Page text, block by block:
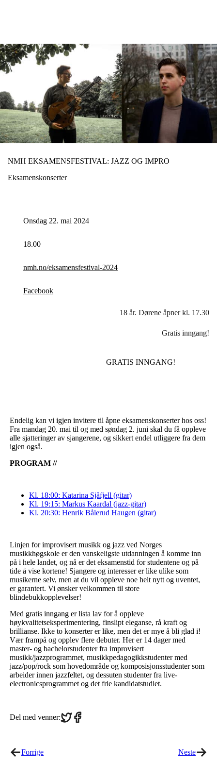
NMH EKSAMENSFESTIVAL: JAZZ OG IMPRO
Eksamenskonserter
Onsdag 22. mai 2024
18.00
nmh.no/eksamensfestival-2024
Facebook
18 år. Dørene åpner kl. 17.30
Gratis inngang!
GRATIS INNGANG!
Endelig kan vi igjen invitere til åpne eksamenskonserter hos oss!
Fra mandag 20. mai til og med søndag 2. juni skal du få oppleve
alle sjatteringer av sjangerene, og sikkert endel utliggere fra dem
igjen også.
PROGRAM //
Kl. 18:00: Katarina Sjåfjell (gitar)
Kl. 19:15: Markus Kaardal (jazz-gitar)
Kl. 20:30: Henrik Bålerud Haugen (gitar)
Linjen for improvisert musikk og jazz ved Norges
musikkhøgskole er den vanskeligste utdanningen å komme inn
på i hele landet, og nå er det eksamenstid for studentene og på
tide å vise kortene! Sjangere og interesser er like ulike som
musikerne selv, men at du vil oppleve noe helt nytt og uventet,
er garantert. Vi ønsker velkommen til store
blindebukkopplevelser!
Med gratis inngang er lista lav for å oppleve
høykvalitetseksperimentering, finslipt eleganse, rå kraft og
brillianse. Ikke to konserter er like, men det er mye å bli glad i!
Vær frampå og opplev flere debuter. Her er 14 dager med
master- og bachelorstudenter fra improvisert
musikk/jazzprogrammet, musikkpedagogikkstudenter med
jazz/pop/rock som hovedområde og komposisjonsstudenter som
arbeider innen jazzfeltet, og dessuten studenter fra live-
electronicsprogrammet og det frie kandidatstudiet.
Del med venner:Share
on
Share
on
Forrige Neste